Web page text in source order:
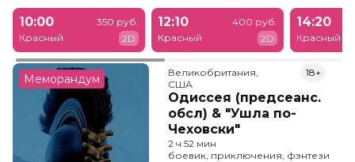
10:00
Красный
350 руб.
2D
12:10
Красный
400 руб.
2D
14:20
Красный
Меморандум
Великобритания,
США
Одиссея (предсеанс.
обсл) & "Ушла по-
Чеховски"
18+
2 ч 52 мин
боевик, приключения, фэнтези